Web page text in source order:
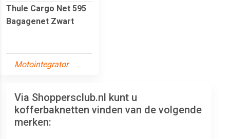
Thule Cargo Net 595
Bagagenet Zwart
Motointegrator
Via Shoppersclub.nl kunt u
kofferbaknetten vinden van de volgende
merken: